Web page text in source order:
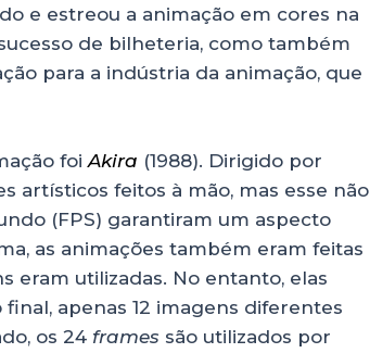
e estreou a animação em cores na
de bilheteria, como também
para a indústria da animação, que
foi Akira (1988). Dirigido por
artísticos feitos à mão, mas esse não
(FPS) garantiram um aspecto
as animações também eram feitas
eram utilizadas. No entanto, elas
final, apenas 12 imagens diferentes
os 24 frames são utilizados por